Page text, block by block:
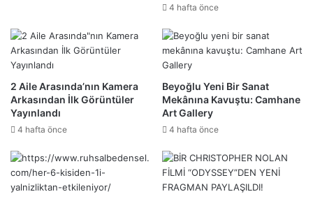
4 hafta önce
2 Aile Arasında’nın Kamera
Arkasından İlk Görüntüler
Yayınlandı
4 hafta önce
Beyoğlu Yeni Bir Sanat
Mekânına Kavuştu: Camhane
Art Gallery
4 hafta önce